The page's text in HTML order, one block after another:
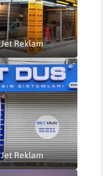
Jet Reklam
Jet Reklam